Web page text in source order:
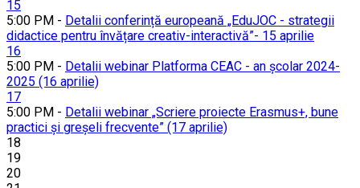
15
5:00 PM - Detalii conferință europeană „EduJOC - strategii
didactice pentru învățare creativ-interactivă”- 15 aprilie
16
5:00 PM - Detalii webinar Platforma CEAC - an școlar 2024-
2025 (16 aprilie)
17
5:00 PM - Detalii webinar „Scriere proiecte Erasmus+, bune
practici și greșeli frecvente” (17 aprilie)
18
19
20